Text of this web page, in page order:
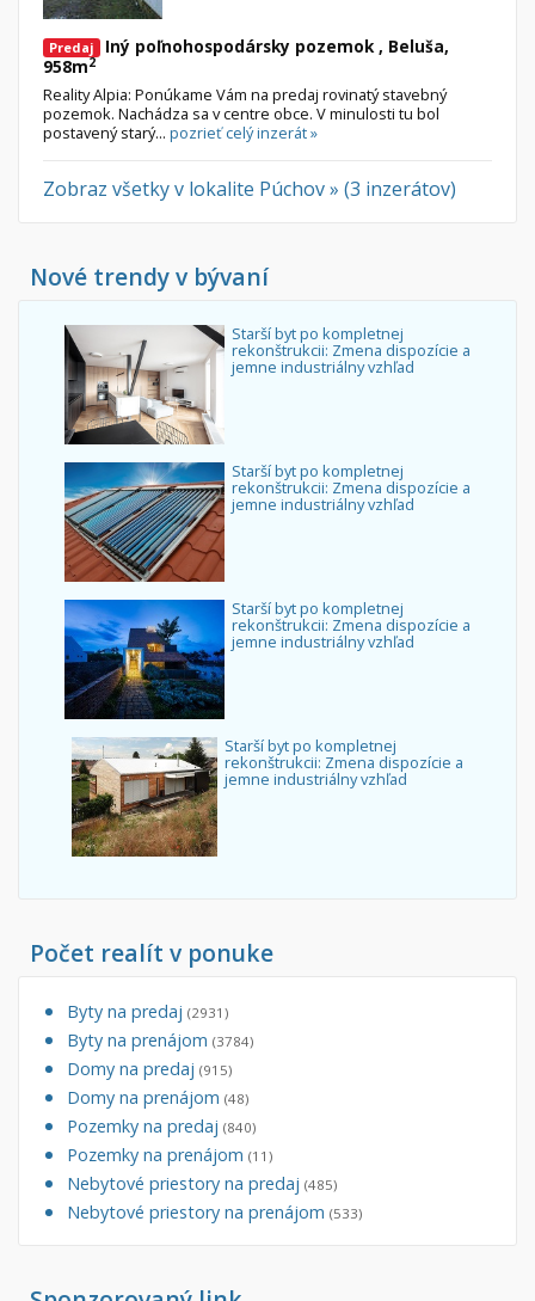
Predaj
Iný poľnohospodársky pozemok , Beluša,
958m2
Reality Alpia: Ponúkame Vám na predaj rovinatý stavebný
pozemok. Nachádza sa v centre obce. V minulosti tu bol
postavený starý... pozrieť celý inzerát »
Zobraz všetky v lokalite Púchov » (3 inzerátov)
Nové trendy v bývaní
Starší byt po kompletnej
rekonštrukcii: Zmena dispozície a
jemne industriálny vzhľad
Starší byt po kompletnej
rekonštrukcii: Zmena dispozície a
jemne industriálny vzhľad
Starší byt po kompletnej
rekonštrukcii: Zmena dispozície a
jemne industriálny vzhľad
Starší byt po kompletnej
rekonštrukcii: Zmena dispozície a
jemne industriálny vzhľad
Počet realít v ponuke
Byty na predaj (2931)
Byty na prenájom (3784)
Domy na predaj (915)
Domy na prenájom (48)
Pozemky na predaj (840)
Pozemky na prenájom (11)
Nebytové priestory na predaj (485)
Nebytové priestory na prenájom (533)